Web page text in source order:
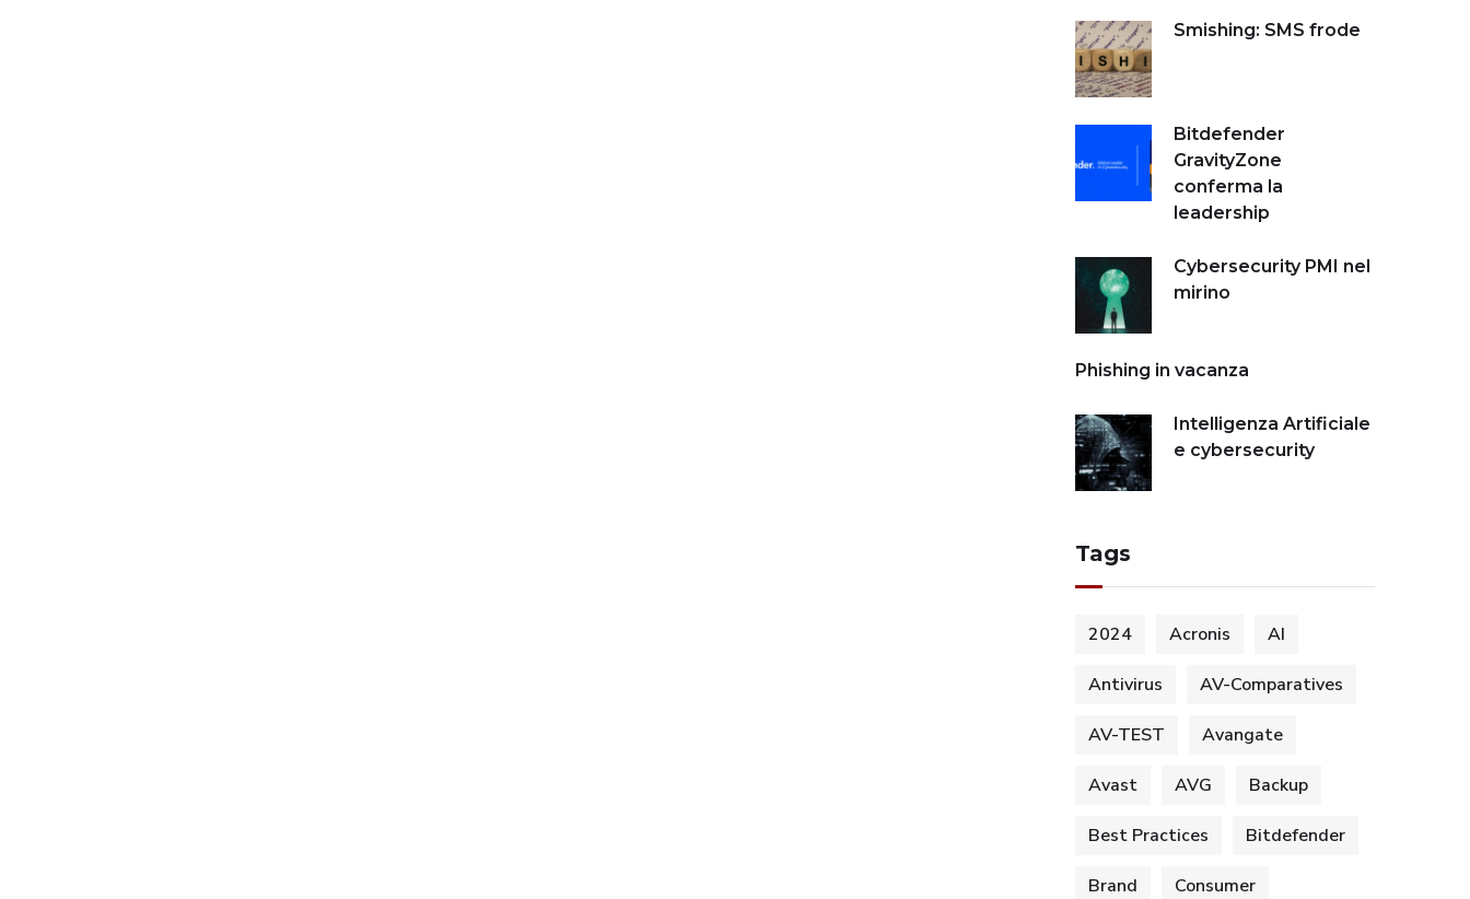
Smishing: SMS frode
Bitdefender
GravityZone
conferma la
leadership
Cybersecurity PMI nel
mirino
Phishing in vacanza
Intelligenza Artificiale
e cybersecurity
Tags
2024 Acronis AI
Antivirus AV-Comparatives
AV-TEST Avangate
Avast AVG Backup
Best Practices Bitdefender
Brand Consumer